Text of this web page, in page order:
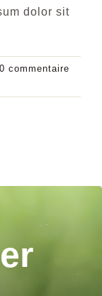
dolor sit
0 commentaire